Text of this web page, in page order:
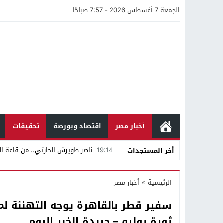
الجمعة 7 أغسطس 2026 - 7:57 صباحًا
أخبار مصر اقتصاد وبورصة تحقيقات
أخر المستجدات
19:14 ناصر طويرش الحارثي.. من قاعة
21:40 مواطن كويتي يقع ضحية عملية
18:16 وليد منصور يتفاوض مع نجمة
الرئيسية » أخبار مصر
سفير قطر بالقاهرة يوجه